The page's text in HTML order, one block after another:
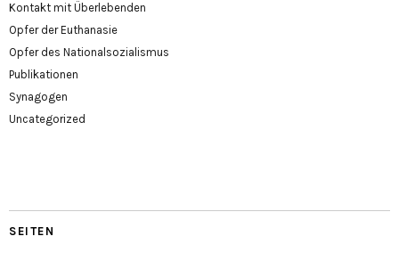
Kontakt mit Überlebenden
Opfer der Euthanasie
Opfer des Nationalsozialismus
Publikationen
Synagogen
Uncategorized
SEITEN